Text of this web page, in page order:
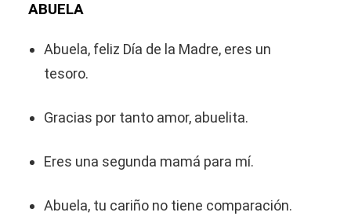
ABUELA
Abuela, feliz Día de la Madre, eres un
tesoro.
Gracias por tanto amor, abuelita.
Eres una segunda mamá para mí.
Abuela, tu cariño no tiene comparación.